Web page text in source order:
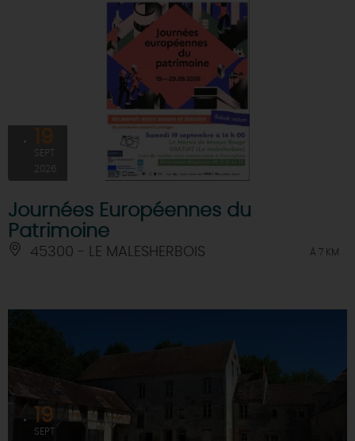
19
SEPT
2026
Journées Européennes du
Patrimoine
45300 - LE MALESHERBOIS À 7 KM
19
SEPT